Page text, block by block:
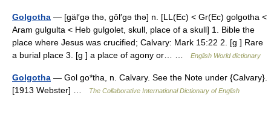
Golgotha — [gäl′gə thə, gôl′gə thə] n. [LL(Ec) < Gr(Ec) golgotha <
Aram gulgulta < Heb gulgolet, skull, place of a skull] 1. Bible the
place where Jesus was crucified; Calvary: Mark 15:22 2. [g ] Rare
a burial place 3. [g ] a place of agony or… …
English World dictionary
Golgotha — Gol go*tha, n. Calvary. See the Note under {Calvary}.
[1913 Webster] …
The Collaborative International Dictionary of English